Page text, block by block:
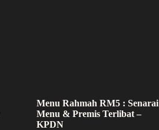
Menu Rahmah RM5 : Senarai
Menu & Premis Terlibat –
KPDN